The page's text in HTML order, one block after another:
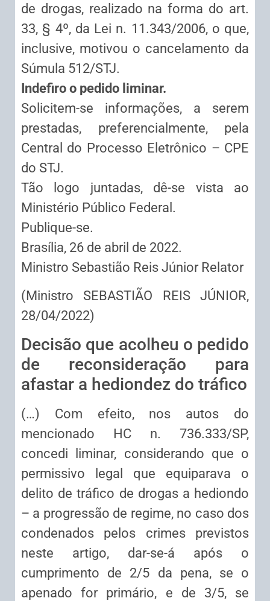
de drogas, realizado na forma do art.
33, § 4º, da Lei n. 11.343/2006, o que,
inclusive, motivou o cancelamento da
Súmula 512/STJ.
Indefiro o pedido liminar.
Solicitem-se informações, a serem
prestadas, preferencialmente, pela
Central do Processo Eletrônico – CPE
do STJ.
Tão logo juntadas, dê-se vista ao
Ministério Público Federal.
Publique-se.
Brasília, 26 de abril de 2022.
Ministro Sebastião Reis Júnior Relator
(Ministro SEBASTIÃO REIS JÚNIOR,
28/04/2022)
Decisão que acolheu o pedido
de reconsideração para
afastar a hediondez do tráfico
(…) Com efeito, nos autos do
mencionado HC n. 736.333/SP,
concedi liminar, considerando que o
permissivo legal que equiparava o
delito de tráfico de drogas a hediondo
– a progressão de regime, no caso dos
condenados pelos crimes previstos
neste artigo, dar-se-á após o
cumprimento de 2/5 da pena, se o
apenado for primário, e de 3/5, se